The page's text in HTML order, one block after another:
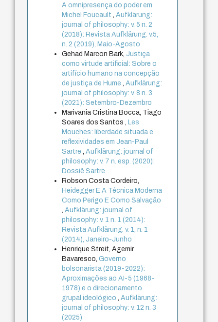
A omnipresença do poder em
Michel Foucault,Aufklärung:
journal of philosophy: v. 5 n. 2
(2018): Revista Aufklärung. v.5,
n. 2 (2019), Maio-Agosto
Gehad Marcon Bark,Justiça
como virtude artificial: Sobre o
artifício humano na concepção
de justiça de Hume,Aufklärung:
journal of philosophy: v. 8 n. 3
(2021): Setembro-Dezembro
Marivania Cristina Bocca, Tiago
Soares dos Santos , Les
Mouches: liberdade situada e
reflexividades em Jean-Paul
Sartre,Aufklärung: journal of
philosophy: v. 7 n. esp. (2020):
Dossiê Sartre
Robson Costa Cordeiro,
Heidegger E A Técnica Moderna
Como Perigo E Como Salvação
,Aufklärung: journal of
philosophy: v. 1 n. 1 (2014):
Revista Aufklärung. v. 1, n. 1
(2014), Janeiro-Junho
Henrique Streit, Agemir
Bavaresco,Governo
bolsonarista (2019-2022):
Aproximações ao AI-5 (1968-
1978) e o direcionamento
grupal ideológico,Aufklärung:
journal of philosophy: v. 12 n. 3
(2025)